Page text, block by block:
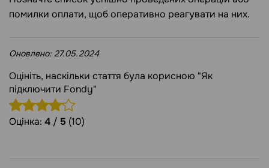
помилки оплати, щоб оперативно реагувати на них.
Оновлено: 27.05.2024
Оцініть, наскільки стаття була корисною "Як
підключити Fondy"
Оцінка: 4 / 5 (10)